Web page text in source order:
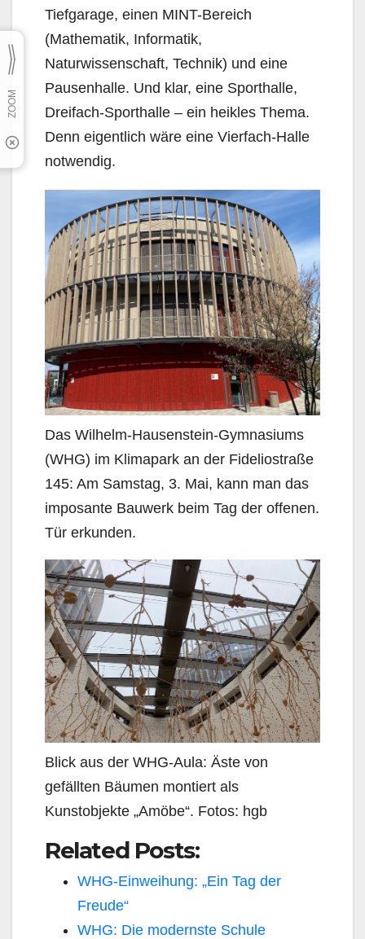
Tiefgarage, einen MINT-Bereich
(Mathematik, Informatik,
Naturwissenschaft, Technik) und eine
Pausenhalle. Und klar, eine Sporthalle,
Dreifach-Sporthalle – ein heikles Thema.
Denn eigentlich wäre eine Vierfach-Halle
notwendig.
Das Wilhelm-Hausenstein-Gymnasiums
(WHG) im Klimapark an der Fideliostraße
145: Am Samstag, 3. Mai, kann man das
imposante Bauwerk beim Tag der offenen.
Tür erkunden.
Blick aus der WHG-Aula: Äste von
gefällten Bäumen montiert als
Kunstobjekte „Amöbe“. Fotos: hgb
Related Posts:
WHG-Einweihung: „Ein Tag der
Freude“
WHG: Die modernste Schule